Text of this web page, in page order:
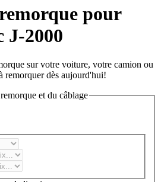
pour
J-2000
sur votre voiture, votre camion ou
remorquer dès aujourd'hui!
et du câblage